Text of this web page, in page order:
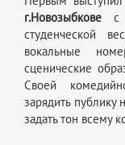
г.Новозыбкове с
студенческой
вокальные
сценические
Своей
зарядить публику
задать тон всему